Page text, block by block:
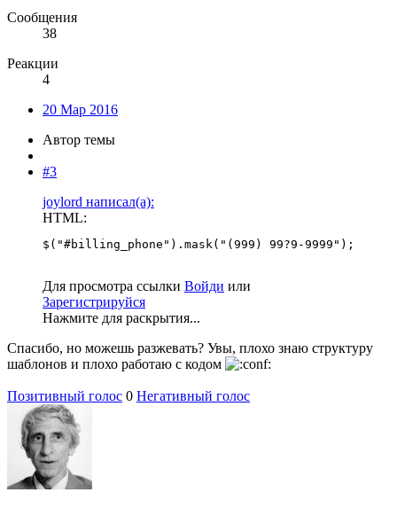
Сообщения
38
Реакции
4
20 Мар 2016
Автор темы
#3
joylord написал(а):
HTML:
$("#billing_phone").mask("(999) 99?9-9999");
Для просмотра ссылки Войди или
Зарегистрируйся
Нажмите для раскрытия...
Спасибо, но можешь разжевать? Увы, плохо знаю структуру
шаблонов и плохо работаю с кодом
Позитивный голос 0 Негативный голос